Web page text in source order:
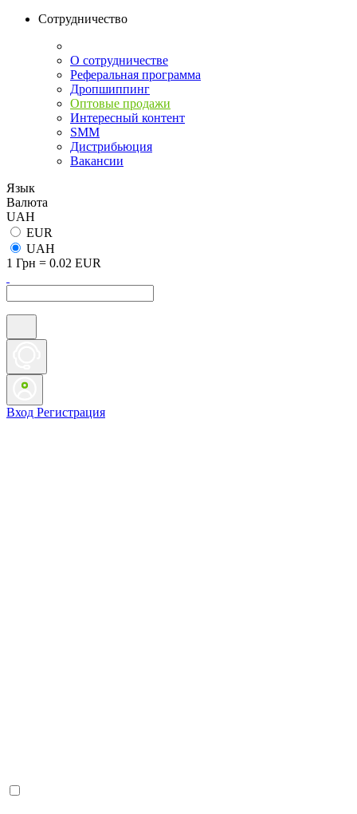
Сотрудничество
О сотрудничестве
Реферальная программа
Дропшиппинг
Оптовые продажи
Интересный контент
SMM
Дистрибьюция
Вакансии
Язык
Валюта
UAH
EUR
UAH
1 Грн = 0.02 EUR
Вход Регистрация